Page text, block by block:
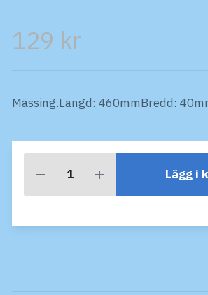
129 kr
Mässing.Längd: 460mmBredd:
Lägg i